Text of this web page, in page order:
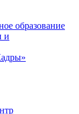
образование
и